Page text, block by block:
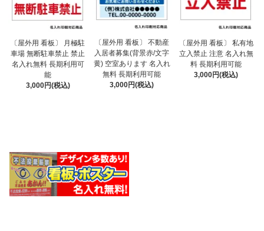
〔屋外用 看板〕 月極駐
車場 無断駐車禁止 禁止
名入れ無料 長期利用可
能
3,000円(税込)
〔屋外用 看板〕 不動産
入居者募集(背景赤/文字
黄) 空室あります 名入れ
無料 長期利用可能
3,000円(税込)
〔屋外用 看板〕 私有地
立入禁止 注意 名入れ無
料 長期利用可能
3,000円(税込)